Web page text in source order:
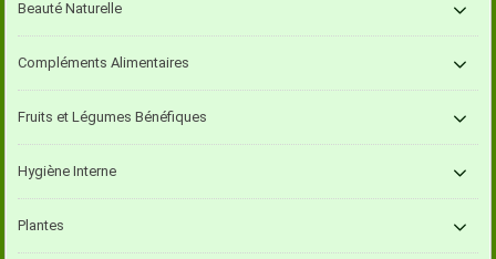
Beauté Naturelle
Compléments Alimentaires
Fruits et Légumes Bénéfiques
Hygiène Interne
Plantes